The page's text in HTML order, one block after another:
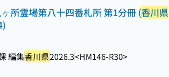
所霊場第八十四番札所 第1分冊 (香川県
編集香川県2026.3<HM146-R30>